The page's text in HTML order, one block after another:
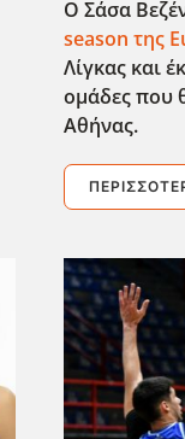
Ο Σάσα
season της
Λίγκας και
ομάδες που
Αθήνας.